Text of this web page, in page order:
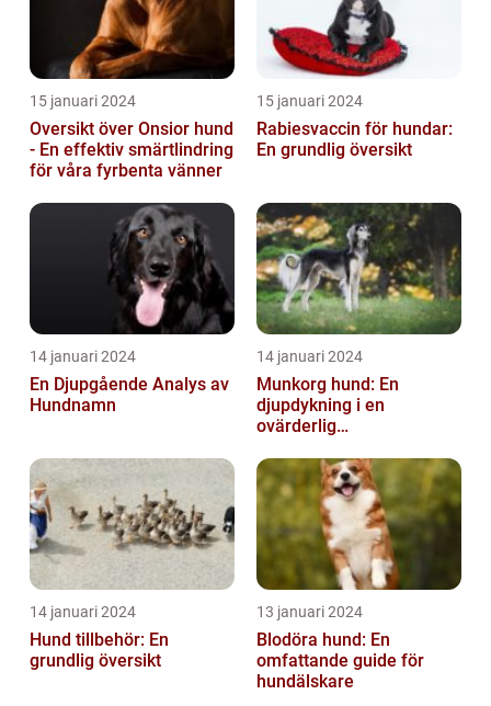
15 januari 2024
Oversikt över Onsior hund
- En effektiv smärtlindring
för våra fyrbenta vänner
15 januari 2024
Rabiesvaccin för hundar:
En grundlig översikt
14 januari 2024
En Djupgående Analys av
Hundnamn
14 januari 2024
Munkorg hund: En
djupdykning i en
ovärderlig
14 januari 2024
Hund tillbehör: En
grundlig översikt
13 januari 2024
Blodöra hund: En
omfattande guide för
hundälskare